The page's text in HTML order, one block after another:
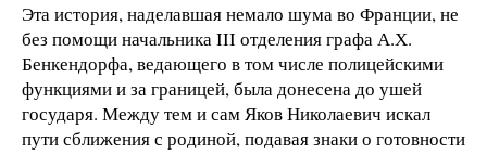
Эта история, наделавшая немало шума во Франции, не
без помощи начальника III отделения графа А.Х.
Бенкендорфа, ведающего в том числе полицейскими
функциями и за границей, была донесена до ушей
государя. Между тем и сам Яков Николаевич искал
пути сближения с родиной, подавая знаки о готовности